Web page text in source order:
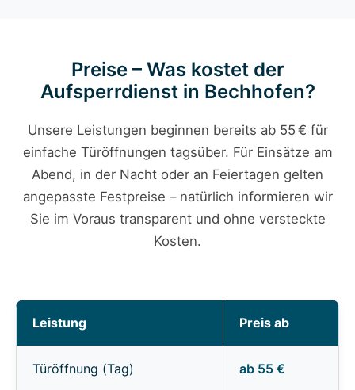
Preise – Was kostet der
Aufsperrdienst in Bechhofen?
Unsere Leistungen beginnen bereits ab 55 € für
einfache Türöffnungen tagsüber. Für Einsätze am
Abend, in der Nacht oder an Feiertagen gelten
angepasste Festpreise – natürlich informieren wir
Sie im Voraus transparent und ohne versteckte
Kosten.
Leistung Preis ab
Türöffnung (Tag) ab 55 €